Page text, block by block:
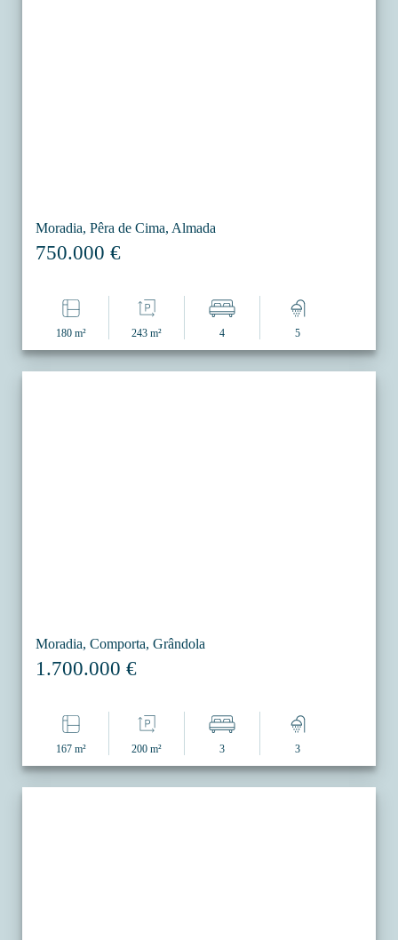
Moradia, Pêra de Cima, Almada
750.000 €
180 m² 243 m² 4 5
Moradia, Comporta, Grândola
1.700.000 €
167 m² 200 m² 3 3